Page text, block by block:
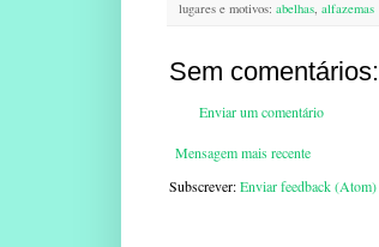
lugares e motivos: abelhas, alfazemas
Sem comentários:
Enviar um comentário
Mensagem mais recente
Subscrever:Enviar feedback (Atom)